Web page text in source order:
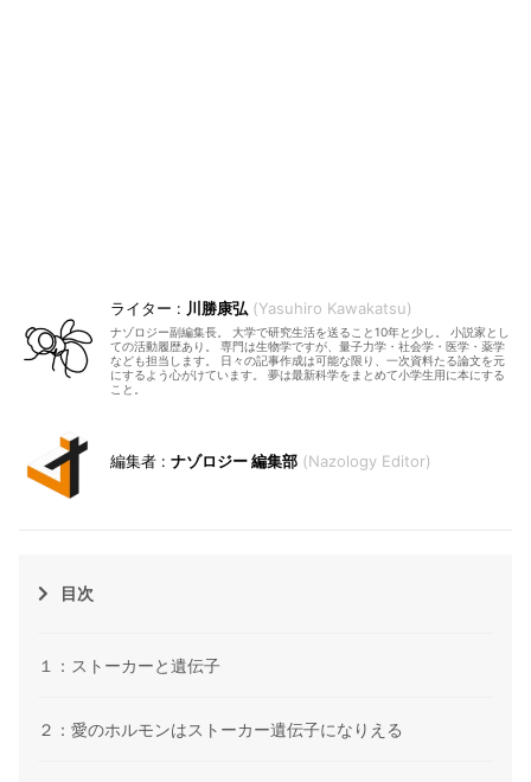
川勝康弘 Yasuhiro Kawakatsu
ナゾロジー副編集長。 大学で研究生活を送ること10年と少し。 小説家とし
ての活動履歴あり。 専門は生物学ですが、量子力学・社会学・医学・薬学
なども担当します。 日々の記事作成は可能な限り、一次資料たる論文を元
にするよう心がけています。 夢は最新科学をまとめて小学生用に本にする
こと。
ナゾロジー 編集部 Nazology Editor
目次
１：ストーカーと遺伝子
２：愛のホルモンはストーカー遺伝子になりえる